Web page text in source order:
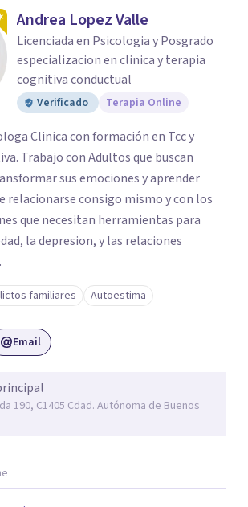
Andrea Lopez Valle
Licenciada en Psicologia y Posgrado
especializacion en clinica y terapia
cognitiva conductual
Verificado Terapia Online
Clinica con formación en Tcc y
Trabajo con Adultos que buscan
sus emociones y aprender
relacionarse consigo mismo y con los
que necesitan herramientas para
la depresion, y las relaciones
familiares Autoestima
Email
190, C1405 Cdad. Autónoma de Buenos